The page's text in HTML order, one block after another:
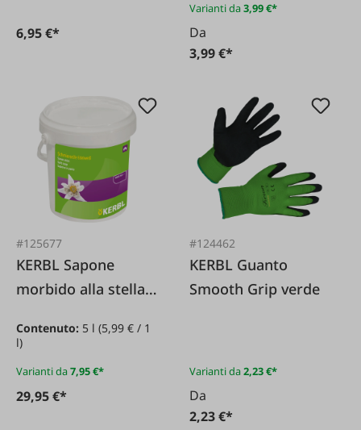
6,95 €*
Varianti da3,99 €*
Da
3,99 €*
#125677
KERBL Sapone
morbido alla stella
Contenuto: 5 l (5,99 € / 1
l)
Varianti da7,95 €*
29,95 €*
#124462
KERBL Guanto
Smooth Grip verde
Varianti da2,23 €*
Da
2,23 €*